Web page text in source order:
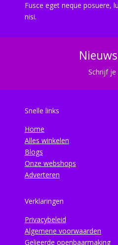
Fusce eget neque posuere,
nisi.
Schrijf je
Snelle links
Home
Alles winkelen
Blogs
Onze webshops
Adverteren
Verklaringen
Privacybeleid
Algemene voorwaarden
Gelieerde openbaarmaking